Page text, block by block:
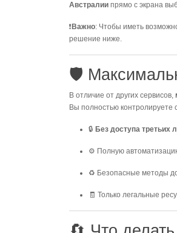
Австралии прямо с экрана
❗ Важно: Чтобы иметь
решение ниже.
🛡️
В отличие от других сервисов,
Вы полностью контролируете
🔒 Без доступа третьих
⚙️ Полную
♻️ Безопасные методы
🧾 Только легальные